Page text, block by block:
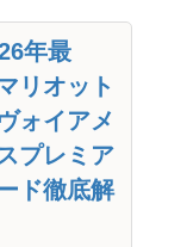
年最
リオット
ォイアメ
プレミア
ド徹底解